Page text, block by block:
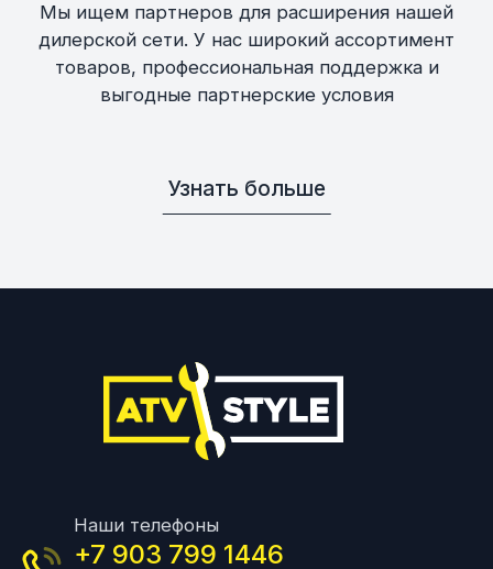
Мы ищем партнеров для расширения нашей
дилерской сети. У нас широкий ассортимент
товаров, профессиональная поддержка и
выгодные партнерские условия
Узнать больше
Наши телефоны
+7 903 799 1446